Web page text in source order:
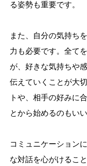
る姿勢も重要です。
また、自分の気持ち
力も必要です。全て
が、好きな気持ちや
伝えていくことが大
トや、相手の好みに
とから始めるのもい
コミュニケーション
な対話を心がけるこ